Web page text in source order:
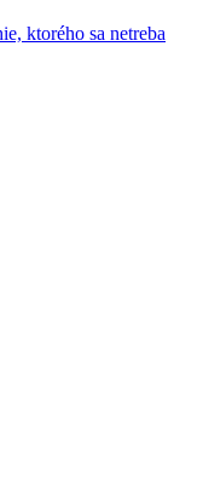
ktorého sa netreba